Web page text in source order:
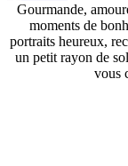
Gourmande,
moments de
portraits heureux,
un petit rayon de
vous